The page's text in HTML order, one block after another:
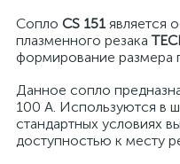
Сопло CS 151является
плазменного резака
формирование размера
Данное сопло
100 А. Используются в
стандартных условиях
доступностью к месту